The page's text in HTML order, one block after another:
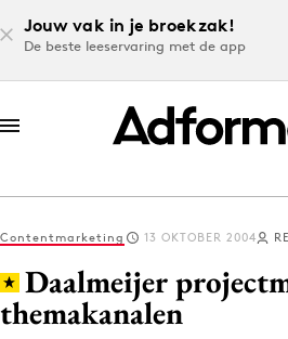
Jouw vak in je broekzak!
De beste leeservaring met de app
Log in
Contentmarketing 13 OKTOBER 2004
Daalmeijer
themakanalen